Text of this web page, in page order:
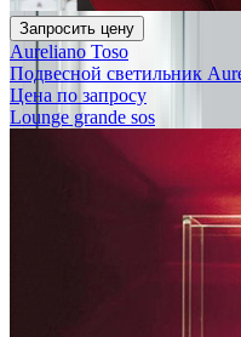
Запросить цену
Aureliano Toso
Подвесной светильник
Цена по запросу
Lounge grande sos